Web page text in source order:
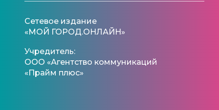
Сетевое издание
«МОЙ ГОРОД.ОНЛАЙН»
Учредитель:
ООО «Агентство коммуникаций
«Прайм плюс»